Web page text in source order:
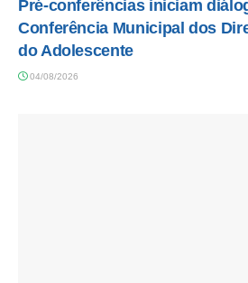
Pré-conferências iniciam
Conferência Municipal dos
do Adolescente
04/08/2026